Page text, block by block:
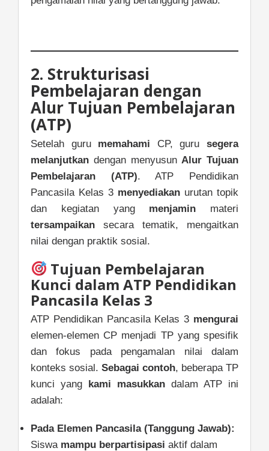
2. Strukturisasi
Pembelajaran dengan
Alur Tujuan Pembelajaran
(ATP)
Setelah guru memahami CP, gurusegera
melanjutkan dengan menyusun Alur Tujuan
Pembelajaran (ATP). ATP Pendidikan
Pancasila Kelas 3 menyediakan urutan topik
dan kegiatan yang menjamin materi
tersampaikan secara tematik, mengaitkan
nilai dengan praktik sosial.
Tujuan Pembelajaran
Kunci dalam ATP Pendidikan
Pancasila Kelas 3
ATP Pendidikan Pancasila Kelas 3 mengurai
elemen-elemen CP menjadi TP yang spesifik
dan fokus pada pengamalan nilai dalam
konteks sosial. Sebagai contoh, beberapa TP
kunci yang kami masukkan dalam ATP ini
adalah:
Pada Elemen Pancasila (Tanggung Jawab):
Siswa mampu berpartisipasi aktif dalam